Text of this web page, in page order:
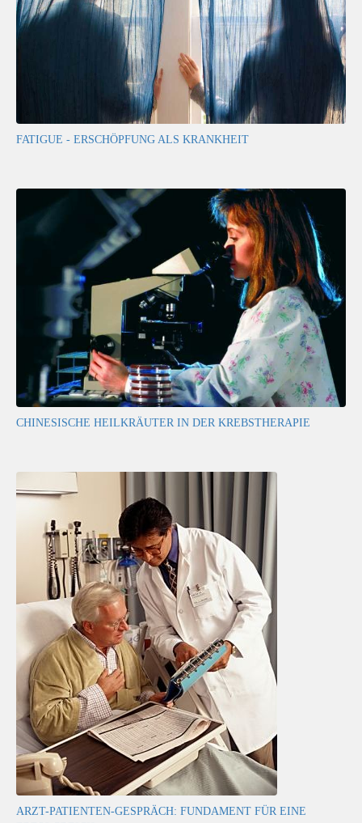
FATIGUE - ERSCHÖPFUNG ALS KRANKHEIT
CHINESISCHE HEILKRÄUTER IN DER KREBSTHERAPIE
ARZT-PATIENTEN-GESPRÄCH: FUNDAMENT FÜR EINE